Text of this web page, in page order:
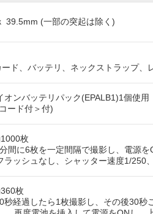
39.5mm (一部の突起は除く)
ド、バッテリ、ネックストラップ、
オンバッテリパック(EPALB1)1個使用
ード付＞付)
枚
間に6枚を一定間隔で撮影し、電源
ラッシュなし、シャッター速度1/250
枚
秒経過したら1枚撮影し、その後30